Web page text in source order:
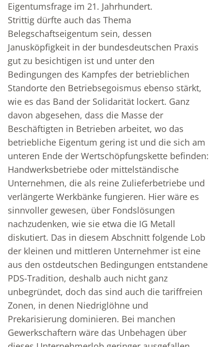
Eigentumsfrage im 21. Jahrhundert.
Strittig dürfte auch das Thema
Belegschaftseigentum sein, dessen
Janusköpfigkeit in der bundesdeutschen Praxis
gut zu besichtigen ist und unter den
Bedingungen des Kampfes der betrieblichen
Standorte den Betriebsegoismus ebenso stärkt,
wie es das Band der Solidarität lockert. Ganz
davon abgesehen, dass die Masse der
Beschäftigten in Betrieben arbeitet, wo das
betriebliche Eigentum gering ist und die sich am
unteren Ende der Wertschöpfungskette befinden:
Handwerksbetriebe oder mittelständische
Unternehmen, die als reine Zulieferbetriebe und
verlängerte Werkbänke fungieren. Hier wäre es
sinnvoller gewesen, über Fondslösungen
nachzudenken, wie sie etwa die IG Metall
diskutiert. Das in diesem Abschnitt folgende Lob
der kleinen und mittleren Unternehmer ist eine
aus den ostdeutschen Bedingungen entstandene
PDS-Tradition, deshalb auch nicht ganz
unbegründet, doch das sind auch die tariffreien
Zonen, in denen Niedriglöhne und
Prekarisierung dominieren. Bei manchen
Gewerkschaftern wäre das Unbehagen über